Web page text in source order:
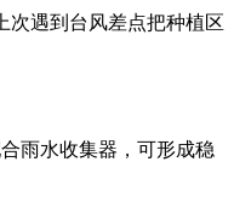
次遇到台风差点把种植区
雨水收集器，可形成稳